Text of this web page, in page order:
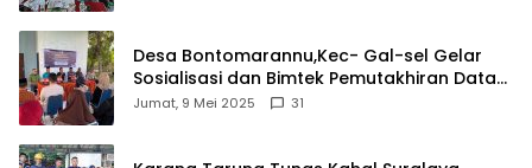
Desa Bontomarannu,Kec- Gal-sel Gelar
Sosialisasi dan Bimtek Pemutakhiran Data
ID
Jumat, 9 Mei 2025 31